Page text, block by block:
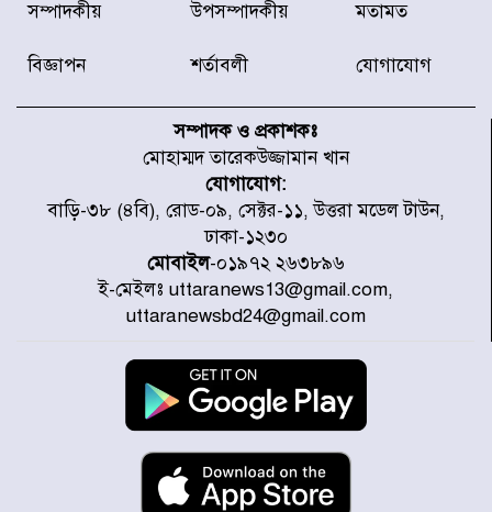
জেলায় বন্যার পূর্বাভাস
স্থাপনের উদ্যোগ চান মিয়া ব্যাপারীর
৭ জেলায় ঝোড়ো হাওয়াসহ বজ্রবৃষ্টির
শঙ্কা
বগুড়া ও সিলেটে সড়ক দুর্ঘটনায় নিহত
১৫
জুলাইয়ে দেশজুড়ে ৪৫৮টি সড়ক
দুর্ঘটনায় ৪১৬ জন নিহত হয়েছেন
হারিয়ে যাওয়া শিশুকে পরিবারের কাছে
সম্পাদকীয় উপসম্পাদকীয় মতামত
বিজ্ঞাপন শর্তাবলী যোগাযোগ
সম্পাদক ও প্রকাশকঃ
মোহাম্মদ তারেকউজ্জামান খান
যোগাযোগ:
বাড়ি-৩৮ (৪বি), রোড-০৯, সেক্টর-১১, উত্তরা মডেল টাউন,
ঢাকা-১২৩০
মোবাইল-০১৯৭২ ২৬৩৮৯৬
ই-মেইলঃ uttaranews13@gmail.com,
uttaranewsbd24@gmail.com